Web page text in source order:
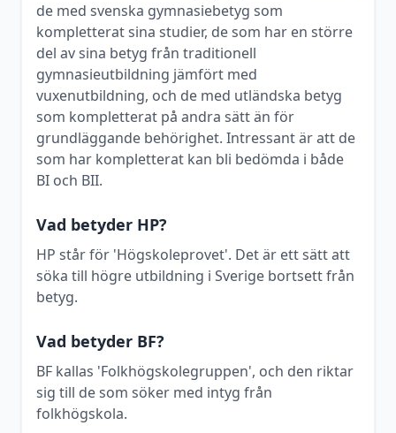
de med svenska gymnasiebetyg som
kompletterat sina studier, de som har en större
del av sina betyg från traditionell
gymnasieutbildning jämfört med
vuxenutbildning, och de med utländska betyg
som kompletterat på andra sätt än för
grundläggande behörighet. Intressant är att de
som har kompletterat kan bli bedömda i både
BI och BII.
Vad betyder HP?
HP står för 'Högskoleprovet'. Det är ett sätt att
söka till högre utbildning i Sverige bortsett från
betyg.
Vad betyder BF?
BF kallas 'Folkhögskolegruppen', och den riktar
sig till de som söker med intyg från
folkhögskola.